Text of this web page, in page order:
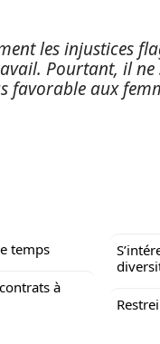
les injustices
Pourtant, il
favorable aux
temps
à